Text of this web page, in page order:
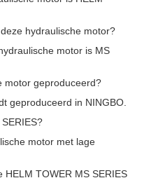
hydraulische motor?
motor is MS
motor geproduceerd?
geproduceerd in NINGBO.
motor met lage
HELM TOWER MS SERIES